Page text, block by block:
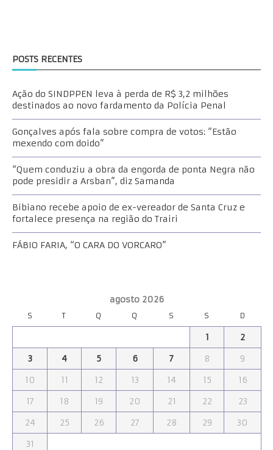
POSTS RECENTES
Ação do SINDPPEN leva à perda de R$ 3,2 milhões
destinados ao novo fardamento da Polícia Penal
Gonçalves após fala sobre compra de votos: “Estão
mexendo com doido”
“Quem conduziu a obra da engorda de ponta Negra não
pode presidir a Arsban”, diz Samanda
Bibiano recebe apoio de ex-vereador de Santa Cruz e
fortalece presença na região do Trairi
FÁBIO FARIA, “O CARA DO VORCARO”
agosto 2026
S T Q Q S S D
1
2
3
4 5 6 7 8
9
10
11 12 13 14 15
16
17
18 19 20 21 22
23
24
25 26 27 28 29
30
31